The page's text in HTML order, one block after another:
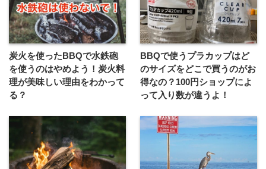
炭火を使ったBBQで水鉄砲
を使うのはやめよう！炭火料
理が美味しい理由をわかって
る？
BBQで使うプラカップはど
のサイズをどこで買うのがお
得なの？100円ショップによ
って入り数が違うよ！